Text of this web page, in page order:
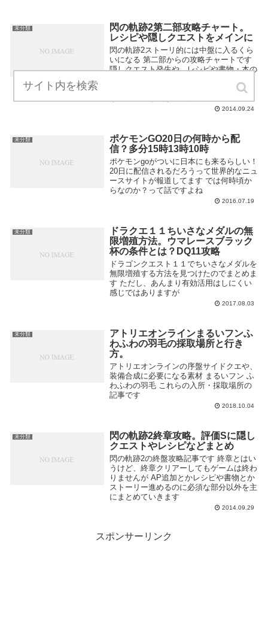
未分類
閃の軌跡2第二部攻略チャート。
レシピや隠しクエストをメインに
閃の軌跡2ストーリ的には中盤に入るくら
いになる 第二部からの攻略チャートです
隠しクエスト発生や、レシピや書物・本の
に書いていきます ストーリー進めるだけ
2014.09.24
未分類
ポケモンGO20日の何時から配
信？多分15時13時10時
ポケモンgoがついに日本にも来るらしい！
20日に配信されるだろうって世界的なニュ
ースサイトが報道してます では何時頃か
らなのか？って話ですよね
2016.07.19
未分類
ドラクエ１１ちいさなメダルの無
限増殖方法。ウマレースブラック
杯の条件とは？DQ11攻略
ドラゴンクエスト１１でちいさなメダルを
無限増殖する方法を見つけたのでまとめま
す ただし、あんまり有効活用はしにくい
感じではありますが
2017.08.03
未分類
アトリエオンラインまるいフンふ
わふわの羽毛の採取場所と行き
方。
アトリエオンラインの序盤サイドクエや、
装備合成に必要になる素材 まるいフン ふ
わふわの羽毛 これらの入所・採取場所の
記事です
2018.10.04
未分類
閃の軌跡2終章攻略。評価Sに隠し
クエストやレシピなどまとめ
閃の軌跡2の終盤攻略記事です 終章とはい
うけど、終章クリアーしてもゲームは終わ
りませんが AP追加とかレシピや書物とか
ストーリー進めるのに必須な部分以外を主
にまとめていきます
2014.09.29
スポンサーリンク